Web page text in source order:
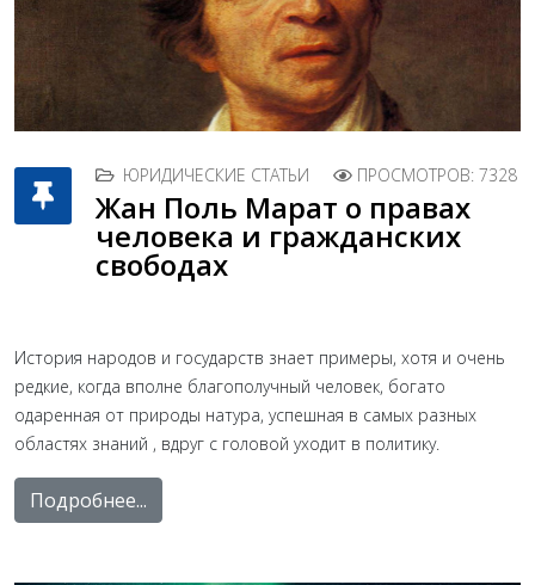
ЮРИДИЧЕСКИЕ СТАТЬИ ПРОСМОТРОВ: 7328
Жан Поль Марат о правах
человека и гражданских
свободах
История народов и государств знает примеры, хотя и очень
редкие, когда вполне благополучный человек, богато
одаренная от природы натура, успешная в самых разных
областях знаний , вдруг с головой уходит в политику.
Подробнее...